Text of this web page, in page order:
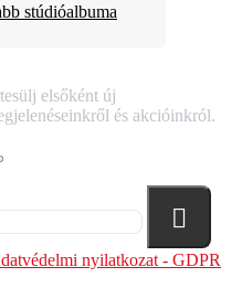
stúdióalbuma
elsőként új
és akcióinkról.
nyilatkozat - GDPR